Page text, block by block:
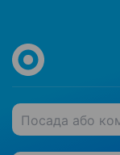
Посада або